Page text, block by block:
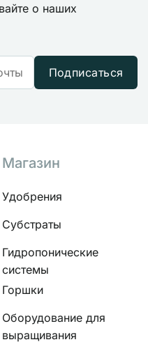
о наших
Подписаться
Магазин
Удобрения
Субстраты
Гидропонические
системы
Горшки
Оборудование для
выращивания